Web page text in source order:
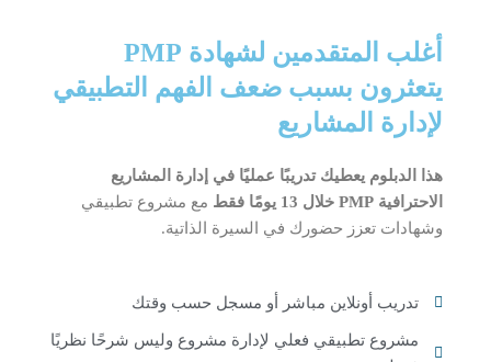
أغلب المتقدمين لشهادة PMP
يتعثرون بسبب ضعف الفهم التطبيقي
لإدارة المشاريع
هذا الدبلوم يعطيك تدريبًا عمليًا في إدارة المشاريع
الاحترافية PMP خلال 13 يومًا فقط
مع مشروع تطبيقي
وشهادات تعزز حضورك في السيرة الذاتية.
تدريب أونلاين مباشر أو مسجل حسب وقتك
مشروع تطبيقي فعلي لإدارة مشروع وليس شرحًا نظريًا